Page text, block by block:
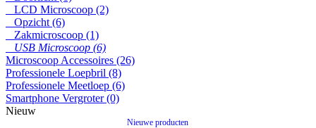
LCD Microscoop (2)
Opzicht (6)
Zakmicroscoop (1)
USB Microscoop (6)
Microscoop Accessoires (26)
Professionele Loepbril (8)
Professionele Meetloep (6)
Smartphone Vergroter (0)
Nieuw
Nieuwe producten